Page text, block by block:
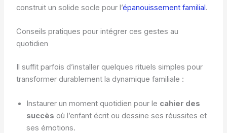
construit un solide socle pour l’épanouissement familial.
Conseils pratiques pour intégrer ces gestes au
quotidien
Il suffit parfois d’installer quelques rituels simples pour
transformer durablement la dynamique familiale :
Instaurer un moment quotidien pour le cahier des
succès où l’enfant écrit ou dessine ses réussites et
ses émotions.